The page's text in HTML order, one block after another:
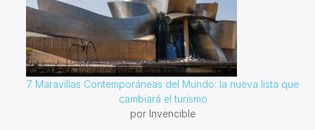
7 Maravillas Contemporáneas del Mundo: la nueva lista que
cambiará el turismo
por Invencible